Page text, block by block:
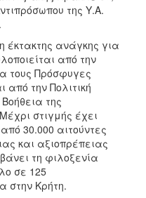
της Υ.Α.
έκτακτης ανάγκης για
από την
τους Πρόσφυγες
από την Πολιτική
της
στιγμής έχει
30.000 αιτούντες
και αξιοπρέπειας
τη φιλοξενία
σε 125
στην Κρήτη.